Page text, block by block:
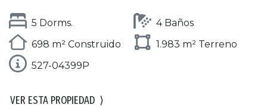
5 Dorms.
4 Baños
698 m² Construido
1.983 m² Terreno
527-04399P
VER ESTA PROPIEDAD ⟩